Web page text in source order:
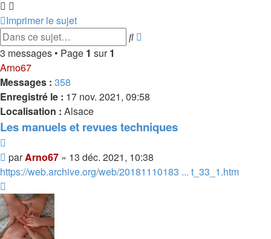
Imprimer le sujet
Rechercher
3 messages • Page 1 sur1
Arno67
Messages : 358
Enregistré le : 17 nov. 2021, 09:58
Localisation : Alsace
Les manuels et revues techniques
Message
parArno67 » 13 déc. 2021, 10:38
https://web.archive.org/web/20181110183 ... t_33_1.htm